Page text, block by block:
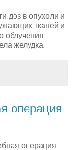
доз в опухоли и
тканей и
облучения
желудка.
операция
операция